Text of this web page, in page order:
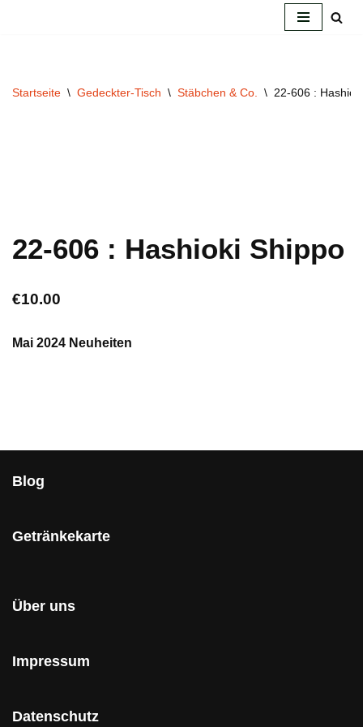
Startseite \ Gedeckter-Tisch \ Stäbchen & Co. \ 22-606 :
22-606 : Hashioki Shippo
€10.00
Mai 2024 Neuheiten
Blog
Getränkekarte
Über uns
Impressum
Datenschutz